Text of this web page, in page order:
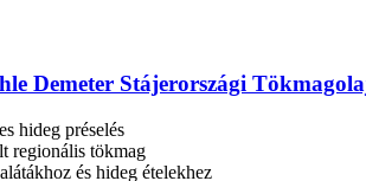
Demeter Stájerországi
hideg préselés
regionális tökmag
és hideg ételekhez